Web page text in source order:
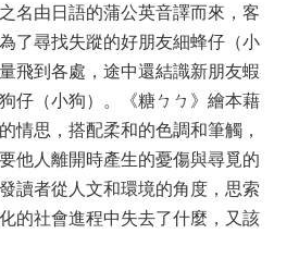
由日語的蒲公英音譯而來，客
了尋找失蹤的好朋友細蜂仔（小
飛到各處，途中還結識新朋友蝦
仔（小狗）。《糖ㄅㄅ》繪本藉
情思，搭配柔和的色調和筆觸，
他人離開時產生的憂傷與尋覓的
讀者從人文和環境的角度，思索
的社會進程中失去了什麼，又該